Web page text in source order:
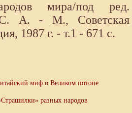
мира/под ред.
С. А. - М., Советская
1987 г. - т.1 - 671 с.
миф о Великом потопе
разных народов